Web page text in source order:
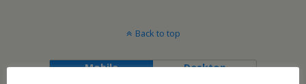
Back to top
Mobile Desktop